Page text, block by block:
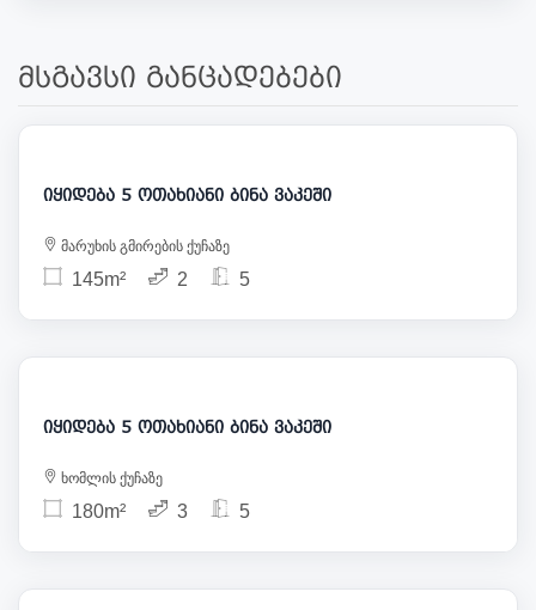
მსგავსი განცადებები
270 000
იყიდება 5 ოთახიანი ბინა ვაკეში
მარუხის გმირების ქუჩაზე
145m² 2 5
260 000
იყიდება 5 ოთახიანი ბინა ვაკეში
ხომლის ქუჩაზე
180m² 3 5
280 000